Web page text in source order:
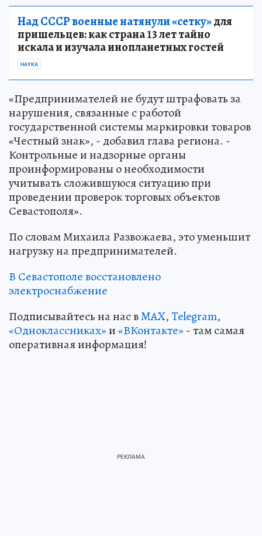
Над СССР военные натянули «сетку»для
пришельцев: как страна 13 лет тайно
искала и изучала инопланетных гостей
НАУКА
«Предпринимателей не будут штрафовать за
нарушения, связанные с работой
государственной системы маркировки товаров
«Честный знак», - добавил глава региона. -
Контрольные и надзорные органы
проинформированы о необходимости
учитывать сложившуюся ситуацию при
проведении проверок торговых объектов
Севастополя».
По словам Михаила Развожаева, это уменьшит
нагрузку на предпринимателей.
В Севастополе восстановлено
электроснабжение
Подписывайтесь на нас вMAX,Telegram,
«Одноклассниках»и«ВКонтакте» - там самая
оперативная информация!